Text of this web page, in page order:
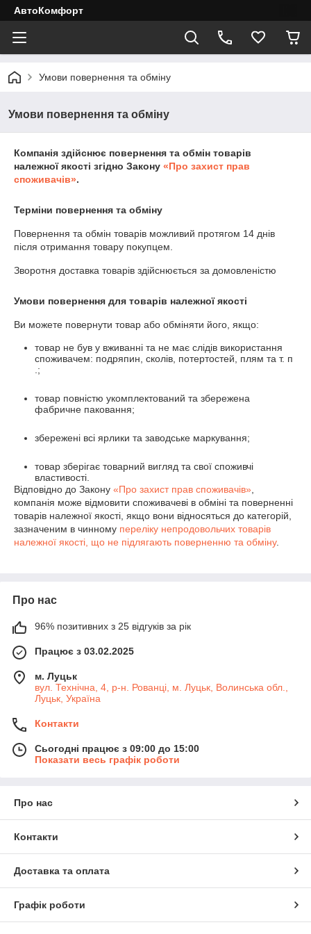
АвтоКомфорт
Умови повернення та обміну
Умови повернення та обміну
Компанія здійснює повернення та обмін товарів
належної якості згідно Закону «Про захист прав
споживачів».
Терміни повернення та обміну
Повернення та обмін товарів можливий протягом 14 днів
після отримання товару покупцем.
Зворотня доставка товарів здійснюється за домовленістю
Умови повернення для товарів належної якості
Ви можете повернути товар або обміняти його, якщо:
товар не був у вживанні та не має слідів використання
споживачем: подряпин, сколів, потертостей, плям та т. п
.;
товар повністю укомплектований та збережена
фабричне паковання;
збережені всі ярлики та заводське маркування;
товар зберігає товарний вигляд та свої споживчі
властивості.
Відповідно до Закону «Про захист прав споживачів»
компанія може відмовити споживачеві в обміні та поверненні
товарів належної якості, якщо вони відносяться до категорій,
зазначеним в чинному переліку непродовольчих товарів
належної якості, що не підлягають поверненню та обміну.
Про нас
96% позитивних з 25 відгуків за рік
Працює з 03.02.2025
м. Луцьк
вул. Технічна, 4, р-н. Рованці, м. Луцьк, Волинська обл.,
Луцьк, Україна
Контакти
Сьогодні працює з 09:00 до 15:00
Показати весь графік роботи
Про нас
Контакти
Доставка та оплата
Графік роботи